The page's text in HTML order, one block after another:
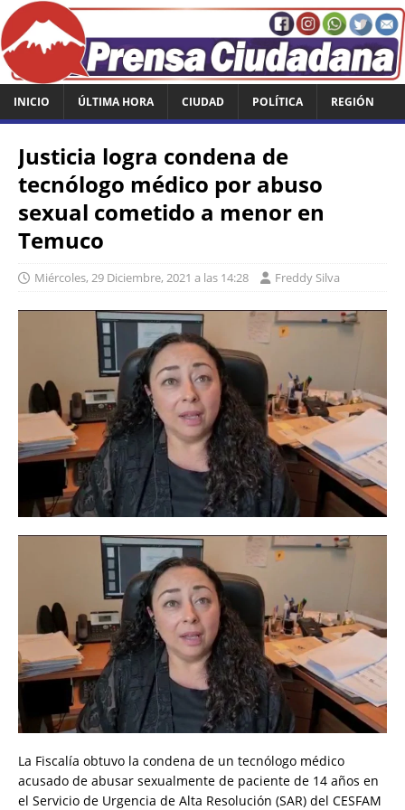
INICIO ÚLTIMA HORA CIUDAD POLÍTICA REGIÓN
Justicia logra condena de
tecnólogo médico por abuso
sexual cometido a menor en
Temuco
Miércoles, 29 Diciembre, 2021 a las 14:28 Freddy Silva
La Fiscalía obtuvo la condena de un tecnólogo médico
acusado de abusar sexualmente de paciente de 14 años en
el Servicio de Urgencia de Alta Resolución (SAR) del CESFAM